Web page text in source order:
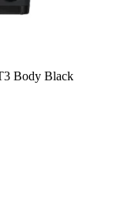
Body Black